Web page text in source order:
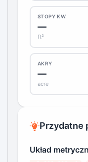
STOPY KW.
—
ft²
AKRY
—
acre
Przydatne
Układ